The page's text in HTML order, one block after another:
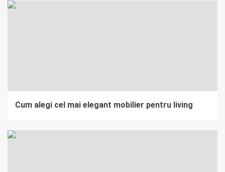
Cum alegi cel mai elegant mobilier pentru living